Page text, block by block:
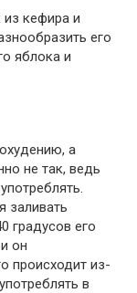
из кефира и
его
яблока и
а
не так, ведь
заливать
градусов его
он
происходит из-
в